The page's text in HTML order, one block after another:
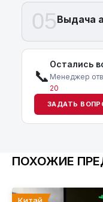
05Выдача
📞
Остались
Менеджер
20
ЗАДАТЬ
ПОХОЖИЕ